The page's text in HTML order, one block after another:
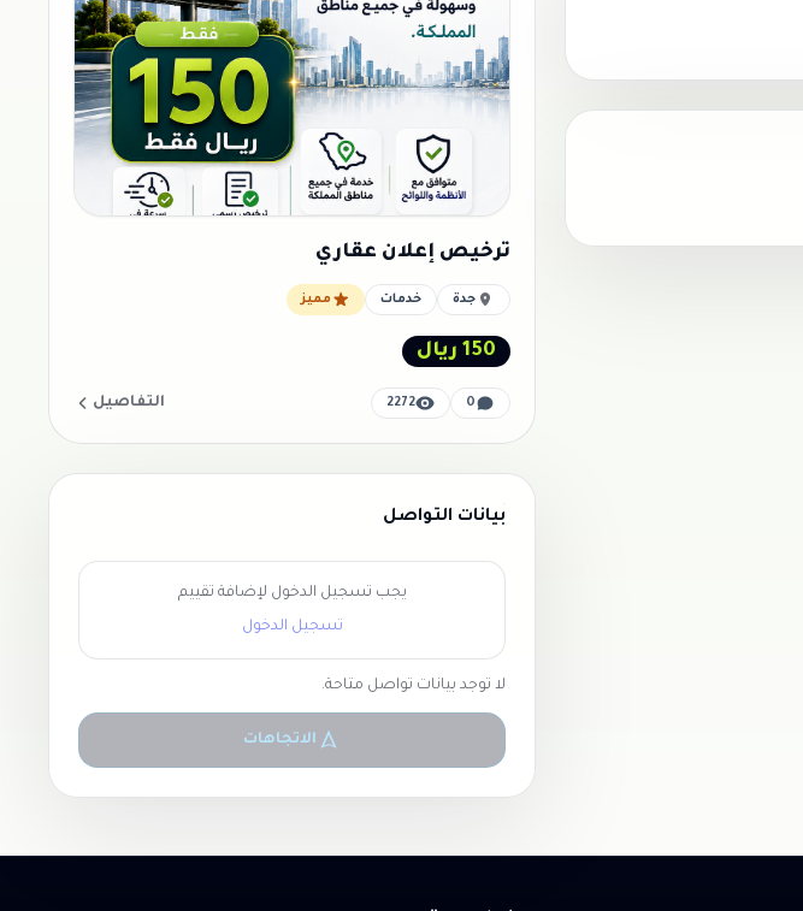
ترخيص إعلان عقاري
جدة خدمات مميز
150 ريال
0
2272 التفاصيل
بيانات التواصل
يجب تسجيل الدخول لإضافة تقييم
تسجيل الدخول
لا توجد بيانات تواصل متاحة.
الاتجاهات